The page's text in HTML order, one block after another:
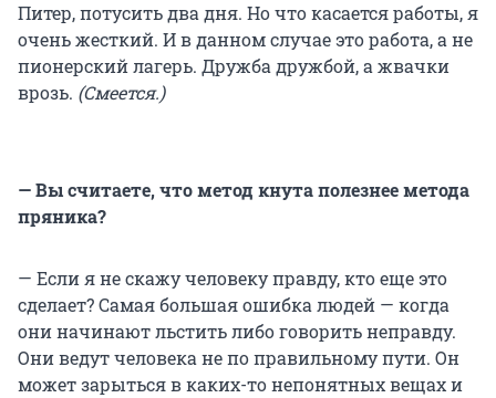
Питер, потусить два дня. Но что касается работы, я
очень жесткий. И в данном случае это работа, а не
пионерский лагерь. Дружба дружбой, а жвачки
врозь. (Смеется.)
— Вы считаете, что метод кнута полезнее метода
пряника?
— Если я не скажу человеку правду, кто еще это
сделает? Самая большая ошибка людей — когда
они начинают льстить либо говорить неправду.
Они ведут человека не по правильному пути. Он
может зарыться в каких-то непонятных вещах и